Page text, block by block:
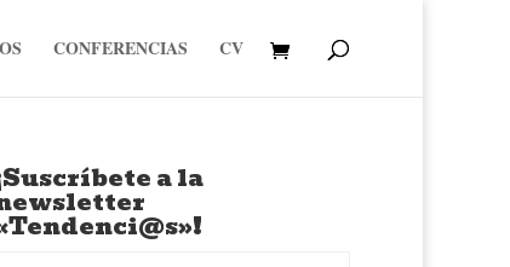
CONFERENCIAS CV
a la